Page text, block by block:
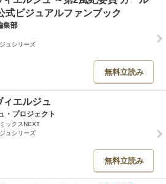
式ビジュアルファンブック
集部
ュシリーズ
無料立読み
ィエルジュ
・プロジェクト
ックスNEXT
ュシリーズ
無料立読み